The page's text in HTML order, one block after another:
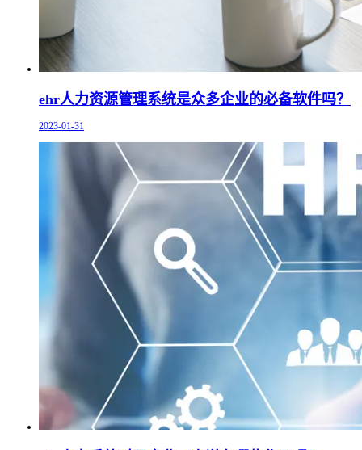
ehr人力资源管理系统是众多企业的必备软件吗？
2023-01-31